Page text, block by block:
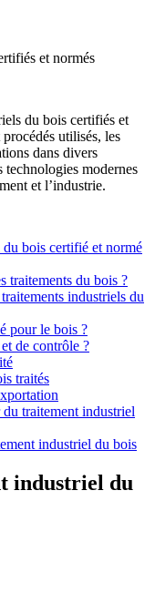
et normés
du bois certifiés et
utilisés, les
dans divers
technologies modernes
et l’industrie.
du bois certifié et normé
traitements du bois ?
industriels du
pour le bois ?
de contrôle ?
traités
traitement industriel
industriel du bois
industriel du